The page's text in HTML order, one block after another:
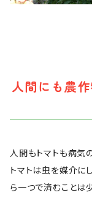
人間にも農
人間もトマトも病気
トマトは虫を媒介に
ら一つで済むことは